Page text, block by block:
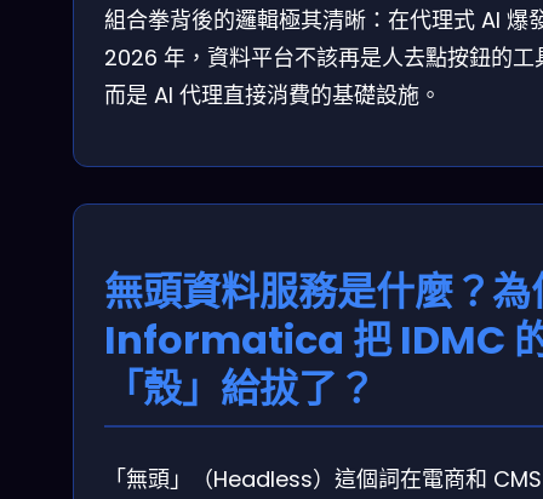
組合拳背後的邏輯極其清晰：在代理式 AI 爆
2026 年，資料平台不該再是人去點按鈕的工
而是 AI 代理直接消費的基礎設施。
無頭資料服務是什麼？為
Informatica 把 IDMC
「殼」給拔了？
「無頭」（Headless）這個詞在電商和